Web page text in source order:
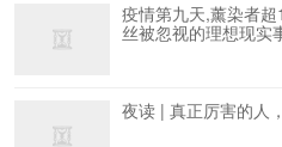
疫情第九天,薰染者
丝被忽视的理想现实
夜读 | 真正厉害的人